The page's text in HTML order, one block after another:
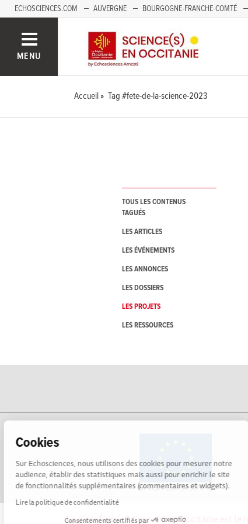
Cookies
Sur Echosciences, nous utilisons des cookies pour mesurer notre
audience, établir des statistiques mais aussi pour enrichir le site
de fonctionnalités supplémentaires (commentaires et widgets).
Lire la politique de confidentialité
Consentements certifiés par
ECHOSCIENCES.COM AUVERGNE BOURGOGNE-FRANCHE-COMTÉ
MENU
Accueil Tag #fete-de-la-science-2023
TOUS LES CONTENUS
TAGUÉS
LES ARTICLES
LES ÉVÉNEMENTS
LES ANNONCES
LES DOSSIERS
LES PROJETS
LES RESSOURCES
La plateforme Science(s) en Occitanie est le